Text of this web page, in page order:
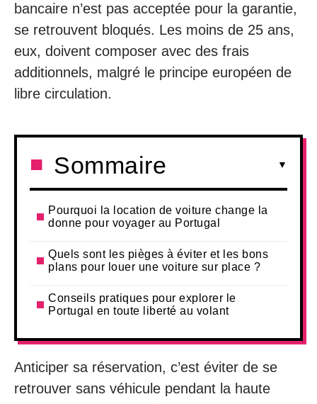
bancaire n’est pas acceptée pour la garantie,
se retrouvent bloqués. Les moins de 25 ans,
eux, doivent composer avec des frais
additionnels, malgré le principe européen de
libre circulation.
Sommaire
Pourquoi la location de voiture change la
donne pour voyager au Portugal
Quels sont les pièges à éviter et les bons
plans pour louer une voiture sur place ?
Conseils pratiques pour explorer le
Portugal en toute liberté au volant
Anticiper sa réservation, c’est éviter de se
retrouver sans véhicule pendant la haute